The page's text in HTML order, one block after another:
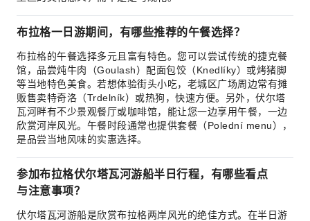
布拉格一日游期间，有哪些推荐的午餐选择？
布拉格的午餐选择多元且富有特色。您可以尝试传统的捷克餐
馆，品尝炖牛肉（Goulash）配面包饺（Knedlíky）或烤猪脚
等当地特色美食。若想体验街头小吃，老城区广场周边常有摊
贩售卖特奇洛（Trdelník）或热狗，快速方便。另外，伏尔塔
瓦河畔有不少景观餐厅或咖啡馆，能让您一边享用午餐，一边
欣赏河岸风光。午餐时段通常也提供套餐（Polední menu），
是品尝当地风味的实惠选择。
参加布拉格伏尔塔瓦河游船半日行程，有哪些看点
与注意事项？
伏尔塔瓦河游船是欣赏布拉格两岸风光的绝佳方式。在半日游